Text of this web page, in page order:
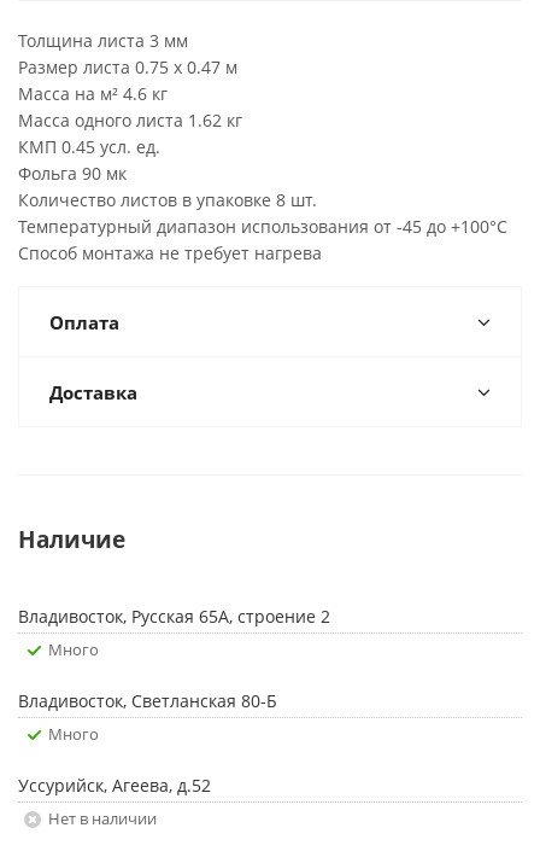
Толщина листа 3 мм
Размер листа 0.75 x 0.47 м
Масса на м² 4.6 кг
Масса одного листа 1.62 кг
КМП 0.45 усл. ед.
Фольга 90 мк
Количество листов в упаковке 8 шт.
Температурный диапазон использования от -45 до +100°С
Способ монтажа не требует нагрева
Оплата
Доставка
Наличие
Владивосток, Русская 65А, строение 2
Много
Владивосток, Светланская 80-Б
Много
Уссурийск, Агеева, д.52
Нет в наличии